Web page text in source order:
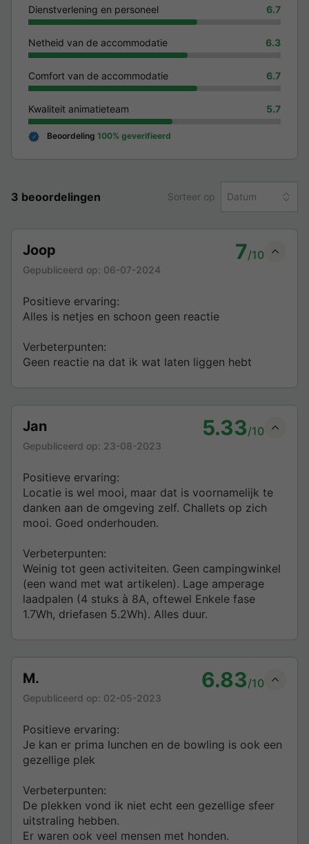
Dienstverlening en personeel 6.7
Netheid van de accommodatie 6.3
Comfort van de accommodatie 6.7
Kwaliteit animatieteam 5.7
Beoordeling 100% geverifieerd
3 beoordelingen Sorteer op Datum
Joop 7/10
Gepubliceerd op: 06-07-2024
Positieve ervaring:
Alles is netjes en schoon geen reactie
Verbeterpunten:
Geen reactie na dat ik wat laten liggen hebt
Jan 5.33/10
Gepubliceerd op: 23-08-2023
Positieve ervaring:
Locatie is wel mooi, maar dat is voornamelijk te
danken aan de omgeving zelf. Challets op zich
mooi. Goed onderhouden.
Verbeterpunten:
Weinig tot geen activiteiten. Geen campingwinkel
(een wand met wat artikelen). Lage amperage
laadpalen (4 stuks à 8A, oftewel Enkele fase
1.7Wh, driefasen 5.2Wh). Alles duur.
M. 6.83/10
Gepubliceerd op: 02-05-2023
Positieve ervaring:
Je kan er prima lunchen en de bowling is ook een
gezellige plek
Verbeterpunten:
De plekken vond ik niet echt een gezellige sfeer
uitstraling hebben.
Er waren ook veel mensen met honden.